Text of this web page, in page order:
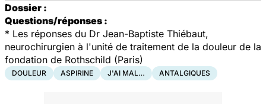
Dossier :
Questions/réponses :
* Les réponses du Dr Jean-Baptiste Thiébaut,
neurochirurgien à l'unité de traitement de la douleur de la
fondation de Rothschild (Paris)
DOULEUR ASPIRINE J'AI MAL… ANTALGIQUES